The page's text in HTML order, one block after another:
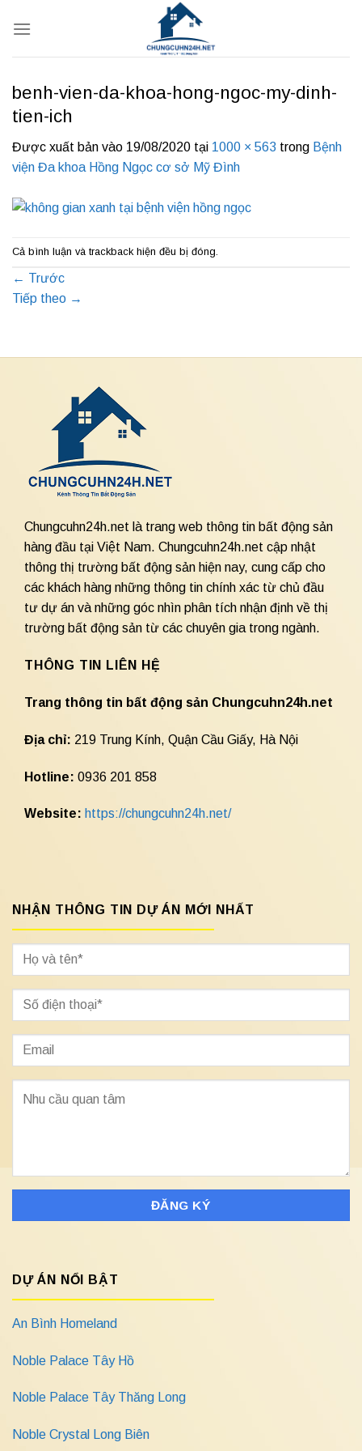
qua
benh-vien-da-khoa-hong-ngoc-my-dinh-
tien-ich
Được xuất bản vào 19/08/2020 tại 1000 × 563 trong Bệnh
viện Đa khoa Hồng Ngọc cơ sở Mỹ Đình
Cả bình luận và trackback hiện đều bị đóng.
← Trước
Tiếp theo →
Chungcuhn24h.net là trang web thông tin bất động sản
hàng đầu tại Việt Nam. Chungcuhn24h.net cập nhật
thông thị trường bất động sản hiện nay, cung cấp cho
các khách hàng những thông tin chính xác từ chủ đầu
tư dự án và những góc nhìn phân tích nhận định về thị
trường bất động sản từ các chuyên gia trong ngành.
THÔNG TIN LIÊN HỆ
Trang thông tin bất động sản Chungcuhn24h.net
Địa chỉ: 219 Trung Kính, Quận Cầu Giấy, Hà Nội
Hotline: 0936 201 858
Website: https://chungcuhn24h.net/
NHẬN THÔNG TIN DỰ ÁN MỚI NHẤT
DỰ ÁN NỔI BẬT
An Bình Homeland
Noble Palace Tây Hồ
Noble Palace Tây Thăng Long
Noble Crystal Long Biên